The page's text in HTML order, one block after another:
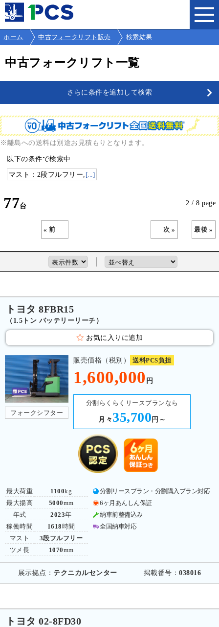
ホーム 中古フォークリフト販売 検索結果
中古フォークリフト一覧
さらに条件を追加して検索
※離島への送料は別途お見積もりとなります。
以下の条件で検索中
マスト：2段フルフリー, [...]
77 2 / 8 page
« 前 次 » 最後 »
トヨタ 8FBR15
（1.5トン バッテリーリーチ）
お気に入りに追加
フォークシフター
販売価格（税別） 送料PCS負担
1,600,000 円
分割らくらくリースプランなら
月々 35,700 円～
最大荷重
最大揚高
年式
稼働時間
マスト
ツメ長
1100kg
5000mm
2023年
1618 時間
3段フルフリー
1070mm
分割リースプラン・分割購入プラン対応
6ヶ月あんしん保証
納車前整備込み
全国納車対応
展示拠点： テクニカルセンター 掲載番号：038016
トヨタ 02-8FD30